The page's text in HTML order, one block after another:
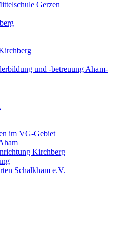
Gerzen
und -betreuung Aham-
im VG-Gebiet
Kirchberg
Schalkham e.V.